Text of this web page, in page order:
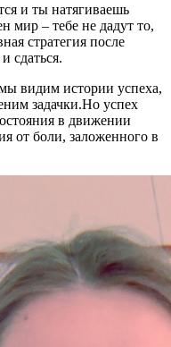
и ты натягиваешь
мир – тебе не дадут то,
стратегия после
сдаться.
видим истории успеха,
задачки.Но успех
в движении
от боли, заложенного в